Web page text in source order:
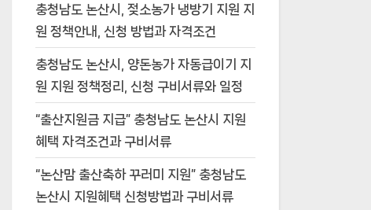
충청남도 논산시, 젖소농가 냉방기 지원 지
원 정책안내, 신청 방법과 자격조건
충청남도 논산시, 양돈농가 자동급이기 지
원 지원 정책정리, 신청 구비서류와 일정
“출산지원금 지급” 충청남도 논산시 지원
혜택 자격조건과 구비서류
“논산맘 출산축하 꾸러미 지원” 충청남도
논산시 지원혜택 신청방법과 구비서류